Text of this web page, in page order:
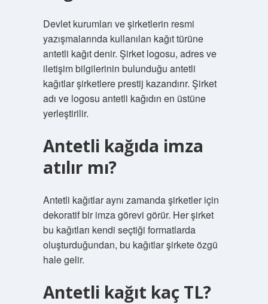
Devlet kurumları ve şirketlerin resmi
yazışmalarında kullanılan kağıt türüne
antetli kağıt denir. Şirket logosu, adres ve
iletişim bilgilerinin bulunduğu antetli
kağıtlar şirketlere prestij kazandırır. Şirket
adı ve logosu antetli kağıdın en üstüne
yerleştirilir.
Antetli kağıda imza
atılır mı?
Antetli kağıtlar aynı zamanda şirketler için
dekoratif bir imza görevi görür. Her şirket
bu kağıtları kendi seçtiği formatlarda
oluşturduğundan, bu kağıtlar şirkete özgü
hale gelir.
Antetli kağıt kaç TL?